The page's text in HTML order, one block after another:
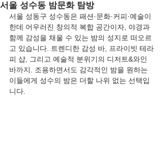
서울 성수동 밤문화 탐방
서울 성동구 성수동은 패션·문화·커피·예술이
한데 어우러진 창의적 복합 공간이자, 야경과
함께 감성을 채울 수 있는 밤의 성지로 떠오르
고 있습니다. 트렌디한 감성 바, 프라이빗 테라
피 샵, 그리고 예술적 분위기의 디저트&와인
바까지. 조용하면서도 감각적인 밤을 원하는
이들에게 성수의 밤은 더할 나위 없는 선택입
니다.